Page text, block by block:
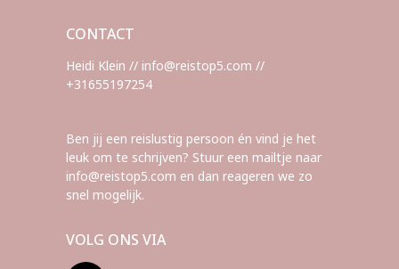
CONTACT
Heidi Klein // info@reistop5.com //
+31655197254
Ben jij een reislustig persoon én vind je het
leuk om te schrijven? Stuur een mailtje naar
info@reistop5.com en dan reageren we zo
snel mogelijk.
VOLG ONS VIA